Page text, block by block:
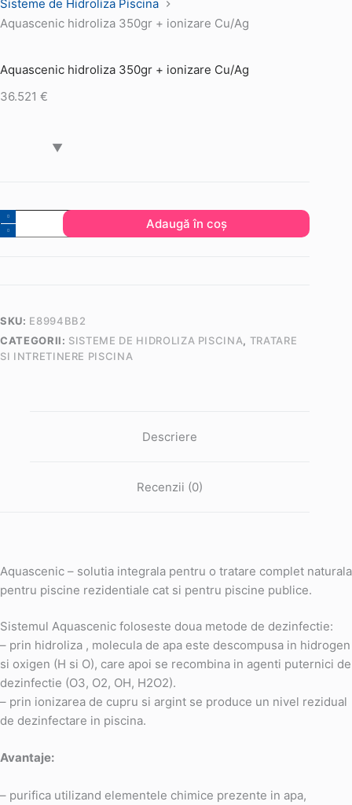
Sisteme de Hidroliza Piscina
Aquascenic hidroliza 350gr + ionizare Cu/Ag
Aquascenic hidroliza 350gr + ionizare Cu/Ag
36.521 €
Cantitate
Aquascenic
Adaugă în coș
SKU: E8994BB2
CATEGORII: SISTEME DE HIDROLIZA PISCINA, TRATARE
SI INTRETINERE PISCINA
Descriere
Recenzii (0)
Aquascenic – solutia integrala pentru o tratare complet naturala
pentru piscine rezidentiale cat si pentru piscine publice.
Sistemul Aquascenic foloseste doua metode de dezinfectie:
– prin hidroliza , molecula de apa este descompusa in hidrogen
si oxigen (H si O), care apoi se recombina in agenti puternici de
dezinfectie (O3, O2, OH, H2O2).
– prin ionizarea de cupru si argint se produce un nivel rezidual
de dezinfectare in piscina.
Avantaje:
– purifica utilizand elementele chimice prezente in apa,